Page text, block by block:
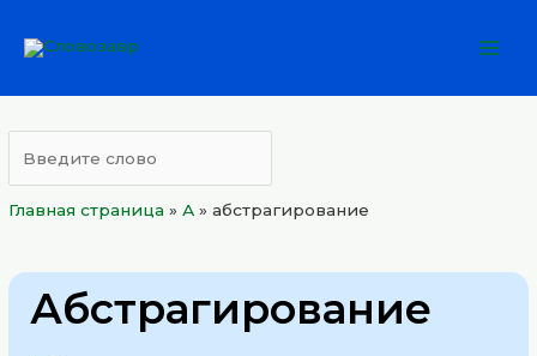
Главная страница »А »абстрагирование
Абстрагирование